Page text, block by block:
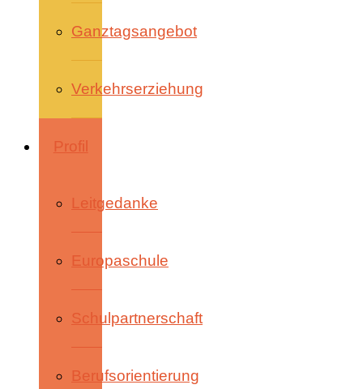
Ganztagsangebot
Verkehrserziehung
Profil
Leitgedanke
Europaschule
Schulpartnerschaft
Berufsorientierung